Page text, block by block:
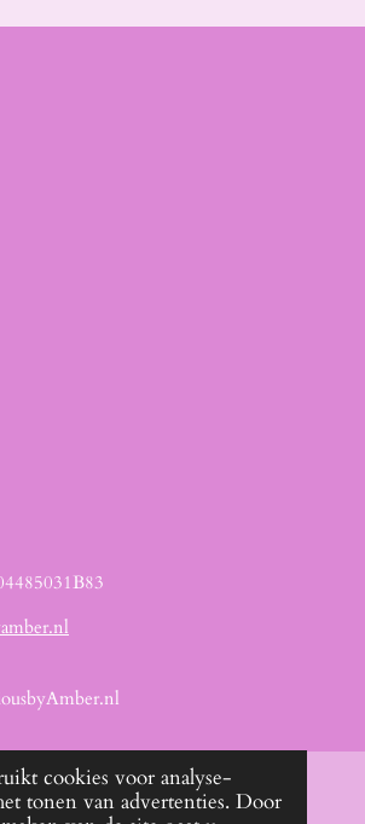
cookies voor analyse-
tonen van advertenties. Door